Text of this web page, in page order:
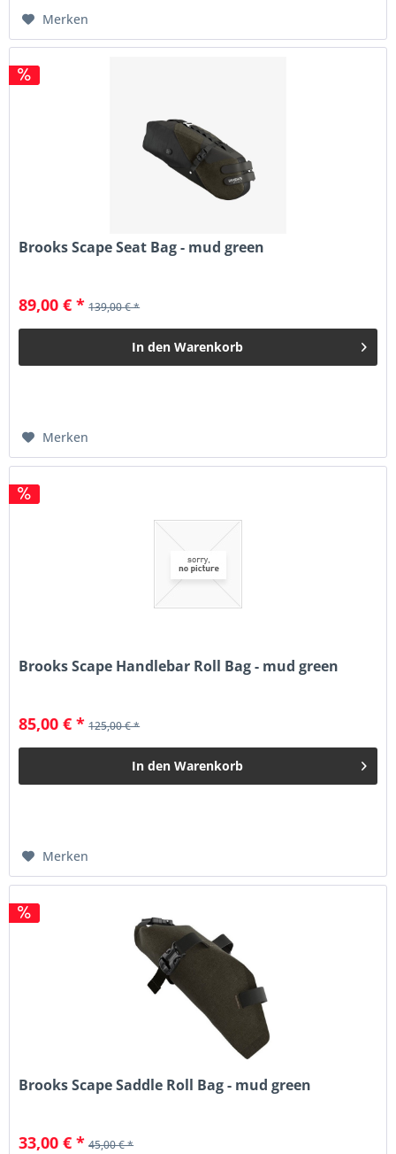
Merken
Brooks Scape Seat Bag - mud green
89,00 € * 139,00 € *
In den Warenkorb
Merken
Brooks Scape Handlebar Roll Bag - mud green
85,00 € * 125,00 € *
In den Warenkorb
Merken
Brooks Scape Saddle Roll Bag - mud green
33,00 € * 45,00 € *